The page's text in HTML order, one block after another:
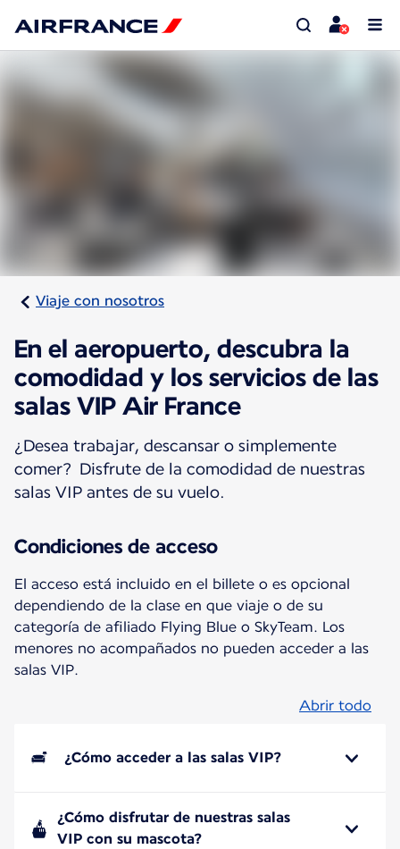
Viaje con nosotros
En el aeropuerto, descubra la
comodidad y los servicios de las
salas VIP Air France
¿Desea trabajar, descansar o simplemente
comer? Disfrute de la comodidad de nuestras
salas VIP antes de su vuelo.
Condiciones de acceso
El acceso está incluido en el billete o es opcional
dependiendo de la clase en que viaje o de su
categoría de afiliado Flying Blue o SkyTeam. Los
menores no acompañados no pueden acceder a las
salas VIP.
Abrir todo
¿Cómo acceder a las salas VIP?
¿Cómo disfrutar de nuestras salas
VIP con su mascota?